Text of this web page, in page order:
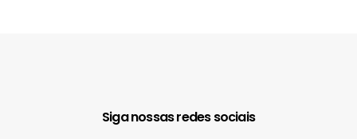
Siga nossas redes sociais